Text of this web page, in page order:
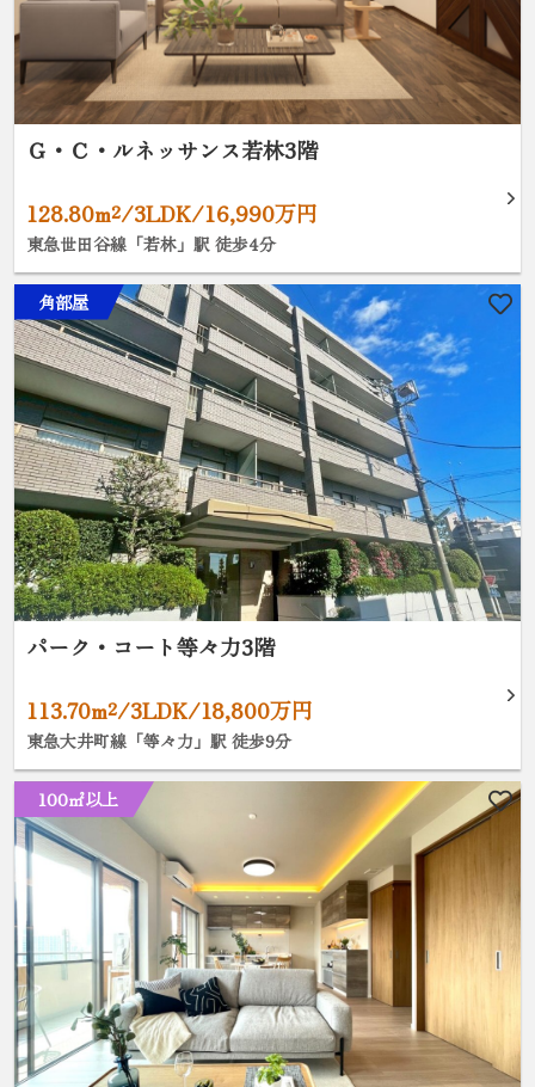
Ｇ・Ｃ・ルネッサンス若林3階
128.80m²/3LDK/16,990万円
東急世田谷線「若林」駅 徒歩4分
角部屋
パーク・コート等々力3階
113.70m²/3LDK/18,800万円
東急大井町線「等々力」駅 徒歩9分
100㎡以上